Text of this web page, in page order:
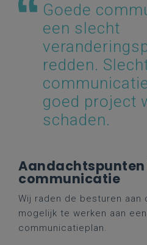
Goede
een slecht
redden.
goed project
schaden.
Aandachtspunten
communicatie
Wij raden de besturen aan
mogelijk te werken aan een
communicatieplan.